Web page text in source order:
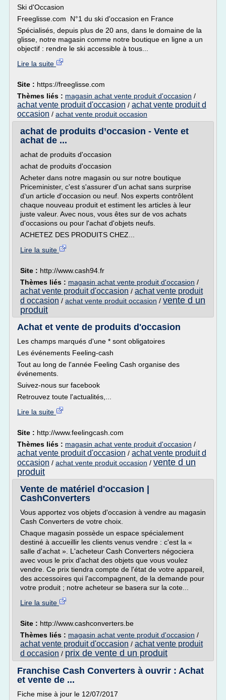
Ski d'Occasion
Freeglisse.com N°1 du ski d'occasion en France
Spécialisés, depuis plus de 20 ans, dans le domaine de la
glisse, notre magasin comme notre boutique en ligne a un
objectif : rendre le ski accessible à tous...
Lire la suite
Site : https://freeglisse.com
Thèmes liés : magasin achat vente produit d'occasion /
achat vente produit d'occasion / achat vente produit d
occasion / achat vente produit occasion
achat de produits d’occasion - Vente et
achat de ...
achat de produits d'occasion
achat de produits d'occasion
Acheter dans notre magasin ou sur notre boutique
Priceminister, c'est s'assurer d'un achat sans surprise
d'un article d'occasion ou neuf. Nos experts contrôlent
chaque nouveau produit et estiment les articles à leur
juste valeur. Avec nous, vous êtes sur de vos achats
d'occasions ou pour l'achat d'objets neufs.
ACHETEZ DES PRODUITS CHEZ...
Lire la suite
Site : http://www.cash94.fr
Thèmes liés : magasin achat vente produit d'occasion /
achat vente produit d'occasion / achat vente produit
d occasion / achat vente produit occasion / vente d un
produit
Achat et vente de produits d'occasion
Les champs marqués d'une * sont obligatoires
Les événements Feeling-cash
Tout au long de l'année Feeling Cash organise des
événements.
Suivez-nous sur facebook
Retrouvez toute l'actualités,...
Lire la suite
Site : http://www.feelingcash.com
Thèmes liés : magasin achat vente produit d'occasion /
achat vente produit d'occasion / achat vente produit d
occasion / achat vente produit occasion / vente d un
produit
Vente de matériel d'occasion |
CashConverters
Vous apportez vos objets d'occasion à vendre au magasin
Cash Converters de votre choix.
Chaque magasin possède un espace spécialement
destiné à accueillir les clients venus vendre : c'est la «
salle d'achat ». L'acheteur Cash Converters négociera
avec vous le prix d'achat des objets que vous voulez
vendre. Ce prix tiendra compte de l'état de votre appareil,
des accessoires qui l'accompagnent, de la demande pour
votre produit ; notre acheteur se basera sur la cote...
Lire la suite
Site : http://www.cashconverters.be
Thèmes liés : magasin achat vente produit d'occasion /
achat vente produit d'occasion / achat vente produit
d occasion / prix de vente d un produit
Franchise Cash Converters à ouvrir : Achat
et vente de ...
Fiche mise à jour le 12/07/2017